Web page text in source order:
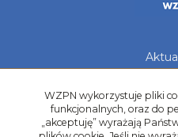
Kadry
WZPN wykorzystuje pliki
funkcjonalnych, oraz do
„akceptuję” wyrażają